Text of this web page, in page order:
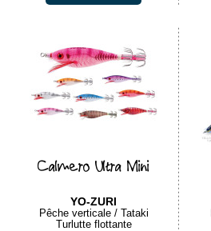
Calmero Ultra Mini
YO-ZURI
Pêche verticale / Tataki
Turlutte flottante